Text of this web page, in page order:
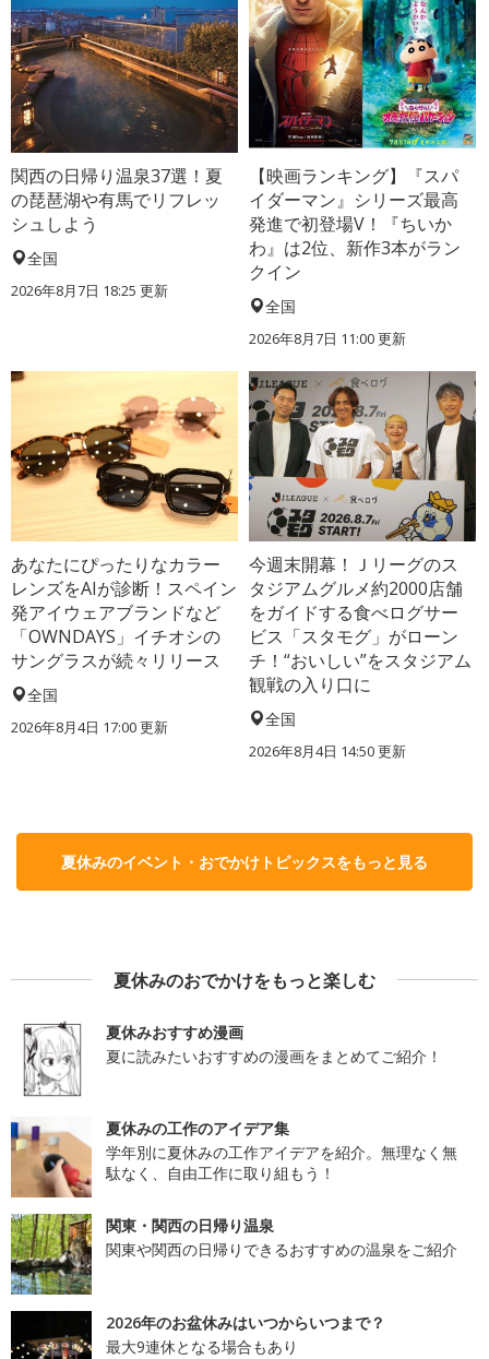
関西の日帰り温泉37選！夏
の琵琶湖や有馬でリフレッ
シュしよう
全国
2026年8月7日 18:25 更新
【映画ランキング】『スパ
イダーマン』シリーズ最高
発進で初登場V！『ちいか
わ』は2位、新作3本がラン
クイン
全国
2026年8月7日 11:00更新
あなたにぴったりなカラー
レンズをAIが診断！スペイン
発アイウェアブランドなど
「OWNDAYS」イチオシの
サングラスが続々リリース
全国
2026年8月4日 17:00更新
今週末開幕！Ｊリーグのス
タジアムグルメ約2000店舗
をガイドする食べログサー
ビス「スタモグ」がローン
チ！“おいしい”をスタジアム
観戦の入り口に
全国
2026年8月4日 14:50更新
夏休みのイベント・おでかけトピックスをもっと見る
夏休みのおでかけをもっと楽しむ
夏休みおすすめ漫画
夏に読みたいおすすめの漫画をまとめてご紹介！
夏休みの工作のアイデア集
学年別に夏休みの工作アイデアを紹介。無理なく無
駄なく、自由工作に取り組もう！
関東・関西の日帰り温泉
関東や関西の日帰りできるおすすめの温泉をご紹介
2026年のお盆休みはいつからいつまで？
最大9連休となる場合もあり